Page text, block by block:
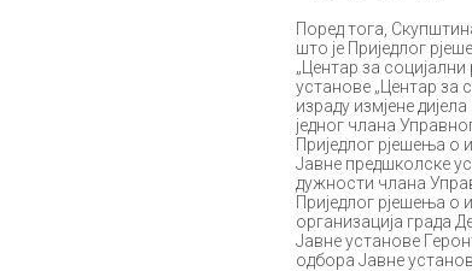
Поред тога,
што је Приједлог
„Центар за
установе „Центар за
израду измјене
једног члана
Приједлог рјешења
Јавне предшколске
дужности члана
Приједлог рјешења о
организација града
Јавне установе
одбора Јавне